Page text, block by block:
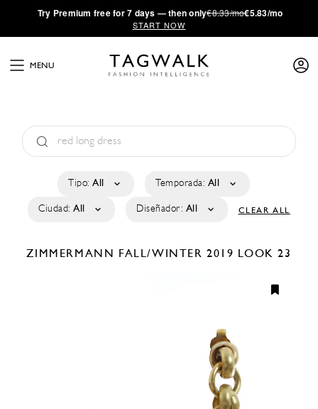
·Try Premium free for 7 days — then only€8.33/mo€5.83/mo
START NOW
MENU
Tipo: All Temporada: All
Ciudad: All Diseñador: All CLEAR ALL
ZIMMERMANN FALL/WINTER 2019 LOOK 23